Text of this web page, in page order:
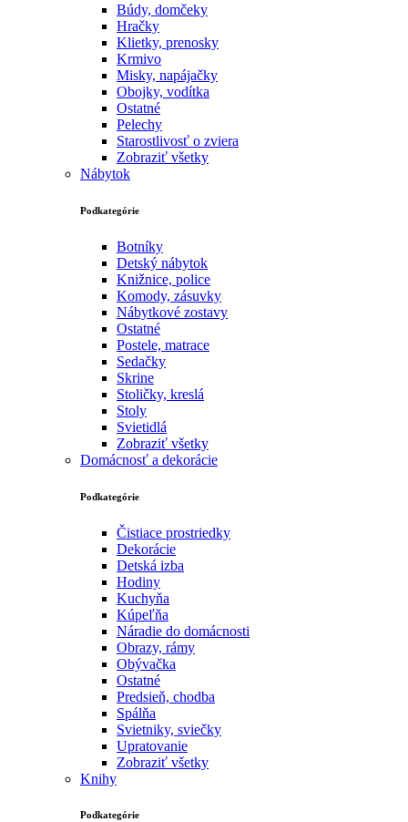
Búdy, domčeky
Hračky
Klietky, prenosky
Krmivo
Misky, napájačky
Obojky, vodítka
Ostatné
Pelechy
Starostlivosť o zviera
Zobraziť všetky
Nábytok
Podkategórie
Botníky
Detský nábytok
Knižnice, police
Komody, zásuvky
Nábytkové zostavy
Ostatné
Postele, matrace
Sedačky
Skrine
Stoličky, kreslá
Stoly
Svietidlá
Zobraziť všetky
Domácnosť a dekorácie
Podkategórie
Čistiace prostriedky
Dekorácie
Detská izba
Hodiny
Kuchyňa
Kúpeľňa
Náradie do domácnosti
Obrazy, rámy
Obývačka
Ostatné
Predsieň, chodba
Spálňa
Svietniky, sviečky
Upratovanie
Zobraziť všetky
Knihy
Podkategórie